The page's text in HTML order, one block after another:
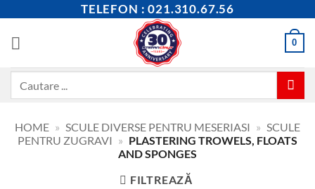
content
TELEFON : 021.310.67.56
0
HOME » SCULE DIVERSE PENTRU MESERIASI » SCULE
PENTRU ZUGRAVI » PLASTERING TROWELS, FLOATS
AND SPONGES
FILTREAZĂ